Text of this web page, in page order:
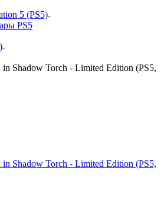
5 (PS5)
PS5
Shadow Torch - Limited Edition (PS5,